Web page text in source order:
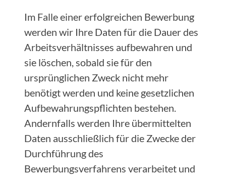
Im Falle einer erfolgreichen Bewerbung
werden wir Ihre Daten für die Dauer des
Arbeitsverhältnisses aufbewahren und
sie löschen, sobald sie für den
ursprünglichen Zweck nicht mehr
benötigt werden und keine gesetzlichen
Aufbewahrungspflichten bestehen.
Andernfalls werden Ihre übermittelten
Daten ausschließlich für die Zwecke der
Durchführung des
Bewerbungsverfahrens verarbeitet und